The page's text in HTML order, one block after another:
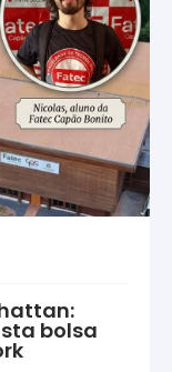
bolsa